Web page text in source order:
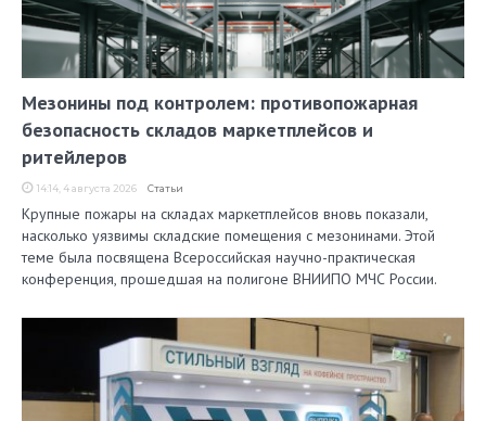
Мезонины под контролем: противопожарная
безопасность складов маркетплейсов и
ритейлеров
14:14, 4 августа 2026 Статьи
Крупные пожары на складах маркетплейсов вновь показали,
насколько уязвимы складские помещения с мезонинами. Этой
теме была посвящена Всероссийская научно-практическая
конференция, прошедшая на полигоне ВНИИПО МЧС России.